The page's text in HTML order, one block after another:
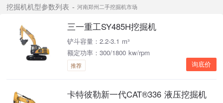
挖掘机机型参数列表 河南郑州二手挖掘机市场
三一重工SY485H挖掘机
铲斗容量：2.2-3.1 m³
额定功率：300/1800 kw/rpm
推荐 询底价
卡特彼勒新一代CAT®336 液压挖掘机